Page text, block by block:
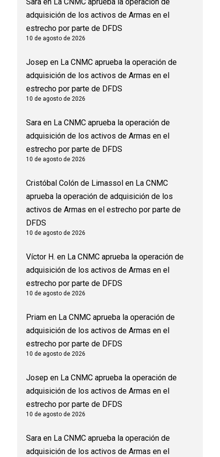
adquisición de los activos de Armas en el
estrecho por parte de DFDS
10 de agosto de 2026
Josep en La CNMC aprueba la operación de
adquisición de los activos de Armas en el
estrecho por parte de DFDS
10 de agosto de 2026
Sara en La CNMC aprueba la operación de
adquisición de los activos de Armas en el
estrecho por parte de DFDS
10 de agosto de 2026
Cristóbal Colón de Limassol en La CNMC
aprueba la operación de adquisición de los
activos de Armas en el estrecho por parte de
DFDS
10 de agosto de 2026
Víctor H. en La CNMC aprueba la operación de
adquisición de los activos de Armas en el
estrecho por parte de DFDS
10 de agosto de 2026
Priam en La CNMC aprueba la operación de
adquisición de los activos de Armas en el
estrecho por parte de DFDS
10 de agosto de 2026
Josep en La CNMC aprueba la operación de
adquisición de los activos de Armas en el
estrecho por parte de DFDS
10 de agosto de 2026
Sara en La CNMC aprueba la operación de
adquisición de los activos de Armas en el